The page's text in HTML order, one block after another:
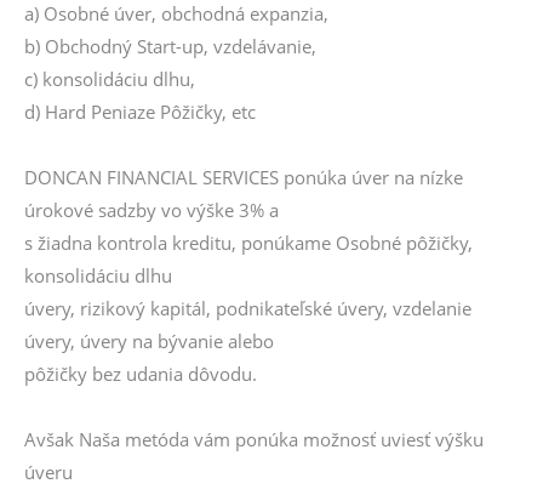
a) Osobné úver, obchodná expanzia,
b) Obchodný Start-up, vzdelávanie,
c) konsolidáciu dlhu,
d) Hard Peniaze Pôžičky, etc
DONCAN FINANCIAL SERVICES ponúka úver na nízke
úrokové sadzby vo výške 3% a
s žiadna kontrola kreditu, ponúkame Osobné pôžičky,
konsolidáciu dlhu
úvery, rizikový kapitál, podnikateľské úvery, vzdelanie
úvery, úvery na bývanie alebo
pôžičky bez udania dôvodu.
Avšak Naša metóda vám ponúka možnosť uviesť výšku
úveru